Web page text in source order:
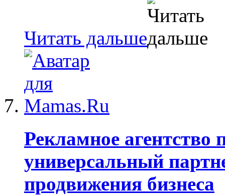
Читать дальше
Рекламное агентство
универсальный
продвижения бизнеса